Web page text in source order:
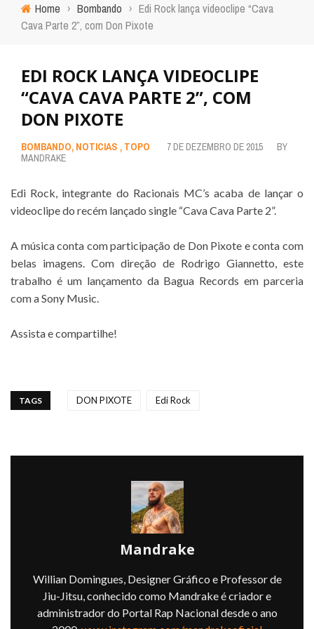
Home › Bombando › Edi Rock lança videoclipe “Cava
Cava Parte 2”, com Don Pixote
EDI ROCK LANÇA VIDEOCLIPE
“CAVA CAVA PARTE 2”, COM
DON PIXOTE
BOMBANDO, NOTICIAS , TOPO 7 DE DEZEMBRO DE 2015
BY
MANDRAKE
Edi Rock, integrante do Racionais MC’s acaba de lançar o
videoclipe do recém lançado single “Cava Cava Parte 2”.
A música conta com participação de Don Pixote e conta com
belas imagens. Com direção de Rodrigo Giannetto, este
trabalho é um lançamento da Bagua Records em parceria
com a Sony Music.
Assista e compartilhe!
TAGS DON PIXOTE Edi Rock
Mandrake
Willian Domingues, Designer Gráfico e Professor de
Jiu-Jitsu, conhecido como Mandrake é criador e
administrador do Portal Rap Nacional desde o ano